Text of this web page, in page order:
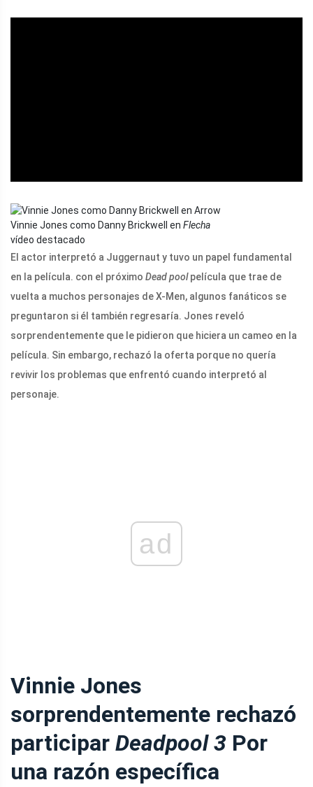
Vinnie Jones como Danny Brickwell en Flecha
vídeo destacado
El actor interpretó a Juggernaut y tuvo un papel fundamental
en la película. con el próximo Dead poolpelícula que trae de
vuelta a muchos personajes de X-Men, algunos fanáticos se
preguntaron si él también regresaría. Jones reveló
sorprendentemente que le pidieron que hiciera un cameo en la
película. Sin embargo, rechazó la oferta porque no quería
revivir los problemas que enfrentó cuando interpretó al
personaje.
ad
Vinnie Jones
sorprendentemente rechazó
participar Deadpool 3 Por
una razón específica